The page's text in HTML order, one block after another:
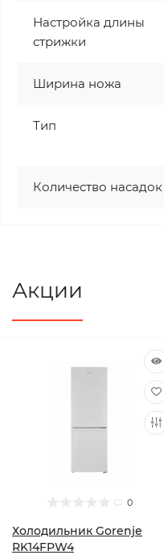
Настройка длины
стрижки
Ширина ножа
Тип
Количество насадок
Акции
0
Холодильник Gorenje
RK14FPW4